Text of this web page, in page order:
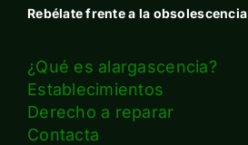
Rebélate frente a la obsolescencia
¿Qué es alargascencia?
Establecimientos
Derecho a reparar
Contacta